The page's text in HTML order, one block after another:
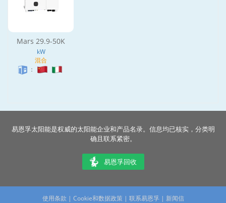
Mars 29.9-50K
kW
混合
：
易恩孚太阳能是权威的太阳能企业和产品名录。信息均已核实，分类明
确且联系紧密。
易恩孚回收
使用条款 | Cookie和数据政策| 联系易恩孚 | 新闻信